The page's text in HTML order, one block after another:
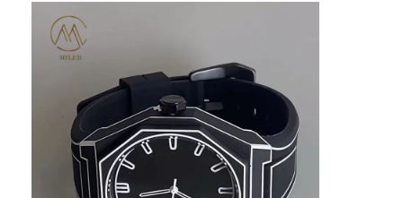
Nieuws
Blog
Kwartspolshorloge